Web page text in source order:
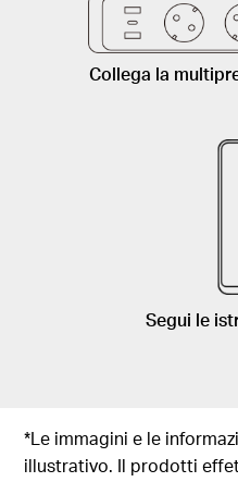
Collega la
Segui le
*Le immagini e le
illustrativo. Il prodotti